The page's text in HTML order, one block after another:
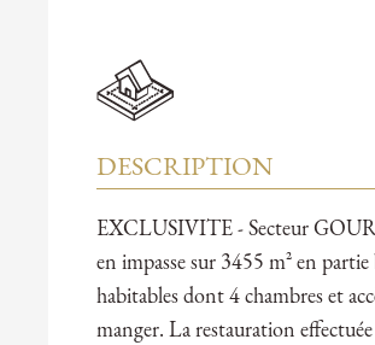
DESCRIPTION
EXCLUSIVITE - Secteur
en impasse sur 3455 m² en
habitables dont 4 chambres et
manger. La restauration